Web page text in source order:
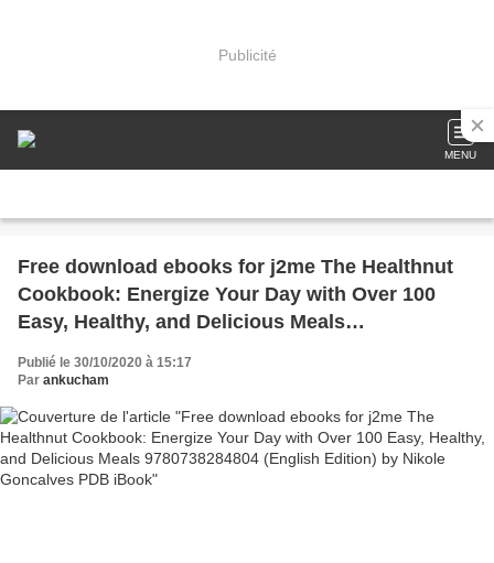
Publicité
MENU
Free download ebooks for j2me The Healthnut
Cookbook: Energize Your Day with Over 100
Easy, Healthy, and Delicious Meals
9780738284804 (English Edition) by Nikole
Goncalves PDB iBook
Publié le 30/10/2020 à 15:17
Par ankucham